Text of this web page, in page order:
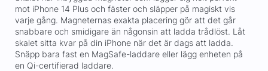
mot iPhone 14 Plus och fäster och släpper på magiskt vis
varje gång. Magneternas exakta placering gör att det går
snabbare och smidigare än någonsin att ladda trådlöst. Låt
skalet sitta kvar på din iPhone när det är dags att ladda.
Snäpp bara fast en MagSafe-laddare eller lägg enheten på
en Qi-certifierad laddare.